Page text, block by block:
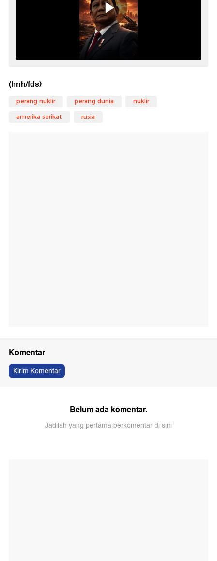
(hnh/fds)
perang nuklir perang dunia nuklir
amerika serikat rusia
Komentar
Kirim Komentar
Belum ada komentar.
Jadilah yang pertama berkomentar di sini